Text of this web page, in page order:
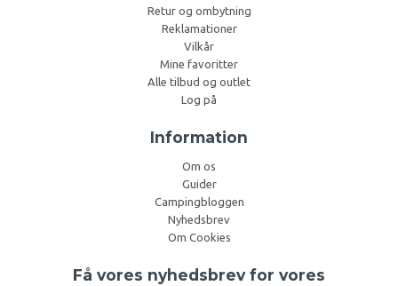
Retur og ombytning
Reklamationer
Vilkår
Mine favoritter
Alle tilbud og outlet
Log på
Information
Om os
Guider
Campingbloggen
Nyhedsbrev
Om Cookies
Få vores nyhedsbrev for vores